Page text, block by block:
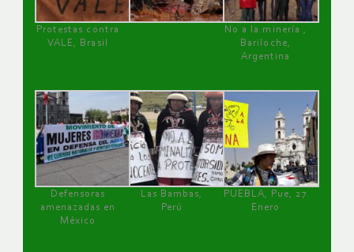
Protestas contra
VALE, Brasil
No a la minería ,
Bariloche,
Argentina
Defensoras
amenazadas en
México
Las Bambas,
Perú
PUEBLA, Pue, 27
Enero